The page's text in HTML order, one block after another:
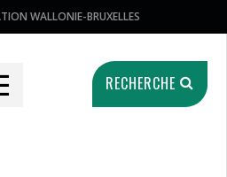
WALLONIE-BRUXELLES
RECHERCHE